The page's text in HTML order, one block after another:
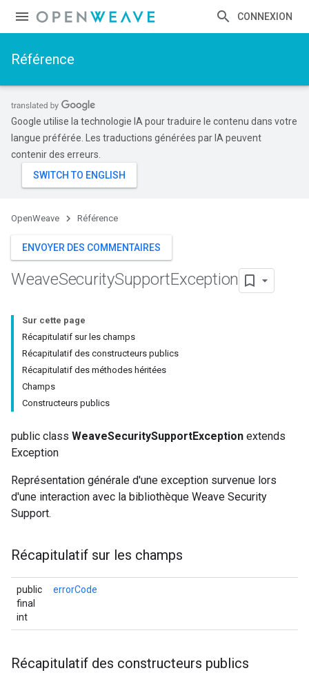
CONNEXION
Référence
Google utilise la technologie IA pour traduire le contenu dans votre
langue préférée. Les traductions générées par IA peuvent
contenir des erreurs.
OpenWeave Référence
ENVOYER DES COMMENTAIRES
WeaveSecuritySupportException
Sur cette page
Récapitulatif sur les champs
Récapitulatif des constructeurs publics
Récapitulatif des méthodes héritées
Champs
Constructeurs publics
public class WeaveSecuritySupportException extends
Exception
Représentation générale d'une exception survenue lors
d'une interaction avec la bibliothèque Weave Security
Support.
Récapitulatif sur les champs
public
final
int
errorCode
Récapitulatif des constructeurs publics